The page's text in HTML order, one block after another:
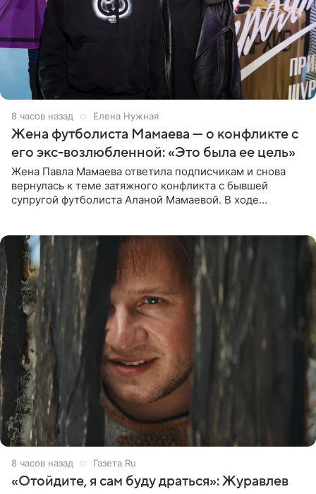
8 часов назад Елена Нужная
Жена футболиста Мамаева — о конфликте с
его экс-возлюбленной: «Это была ее цель»
Жена Павла Мамаева ответила подписчикам и снова
вернулась к теме затяжного конфликта с бывшей
супругой футболиста Аланой Мамаевой. В ходе
8 часов назад Газета.Ru
«Отойдите, я сам буду драться»: Журавлев